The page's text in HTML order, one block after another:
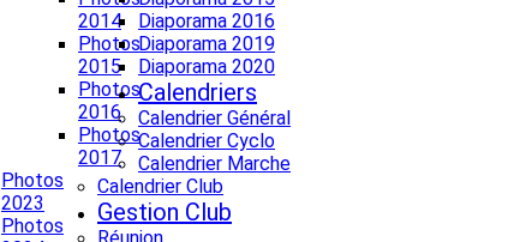
2014
Photos
2015
Photos
2016
Photos
2017
Photos
2023
Photos
Diaporama 2016
Diaporama 2019
Diaporama 2020
Calendriers
Calendrier Général
Calendrier Cyclo
Calendrier Marche
Calendrier Club
Gestion Club